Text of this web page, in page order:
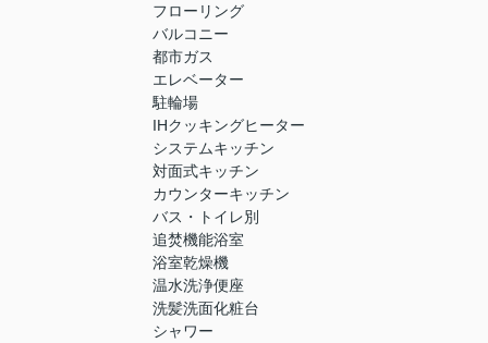
フローリング
バルコニー
都市ガス
エレベーター
駐輪場
IHクッキングヒーター
システムキッチン
対面式キッチン
カウンターキッチン
バス・トイレ別
追焚機能浴室
浴室乾燥機
温水洗浄便座
洗髪洗面化粧台
シャワー